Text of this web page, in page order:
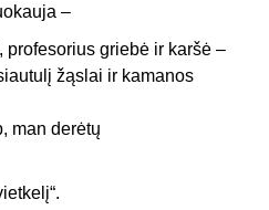
–
profesorius griebė ir karšė –
žąslai ir kamanos
man derėtų